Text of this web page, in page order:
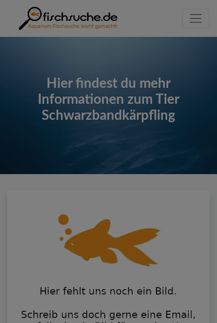
Hier findest du mehr
Informationen zum Tier
Schwarzbandkärpfling